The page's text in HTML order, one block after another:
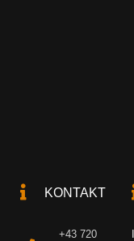
KONTAKT
+43 720